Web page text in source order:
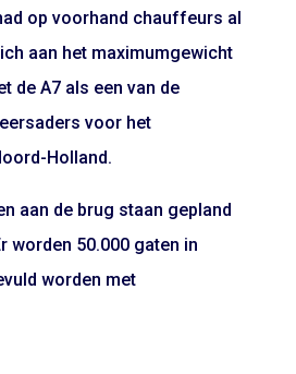
op voorhand chauffeurs al
aan het maximumgewicht
de A7 als een van de
voor het
Holland.
aan de brug staan gepland
worden 50.000 gaten in
worden met